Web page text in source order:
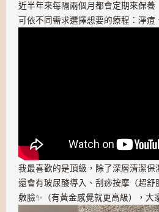
近半年來每隔兩個月都會定期來保養
可依不同需求選擇想要的療程：淨痘
我最喜歡的是頂級，除了深層清潔保
還會有玻尿酸導入、刮痧按摩（超
敷臉✨（有黃金感覺就更高級），大